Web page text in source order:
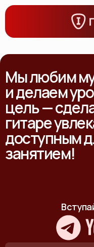
Мы любим
и делаем
цель —
гитаре
доступным
занятием!